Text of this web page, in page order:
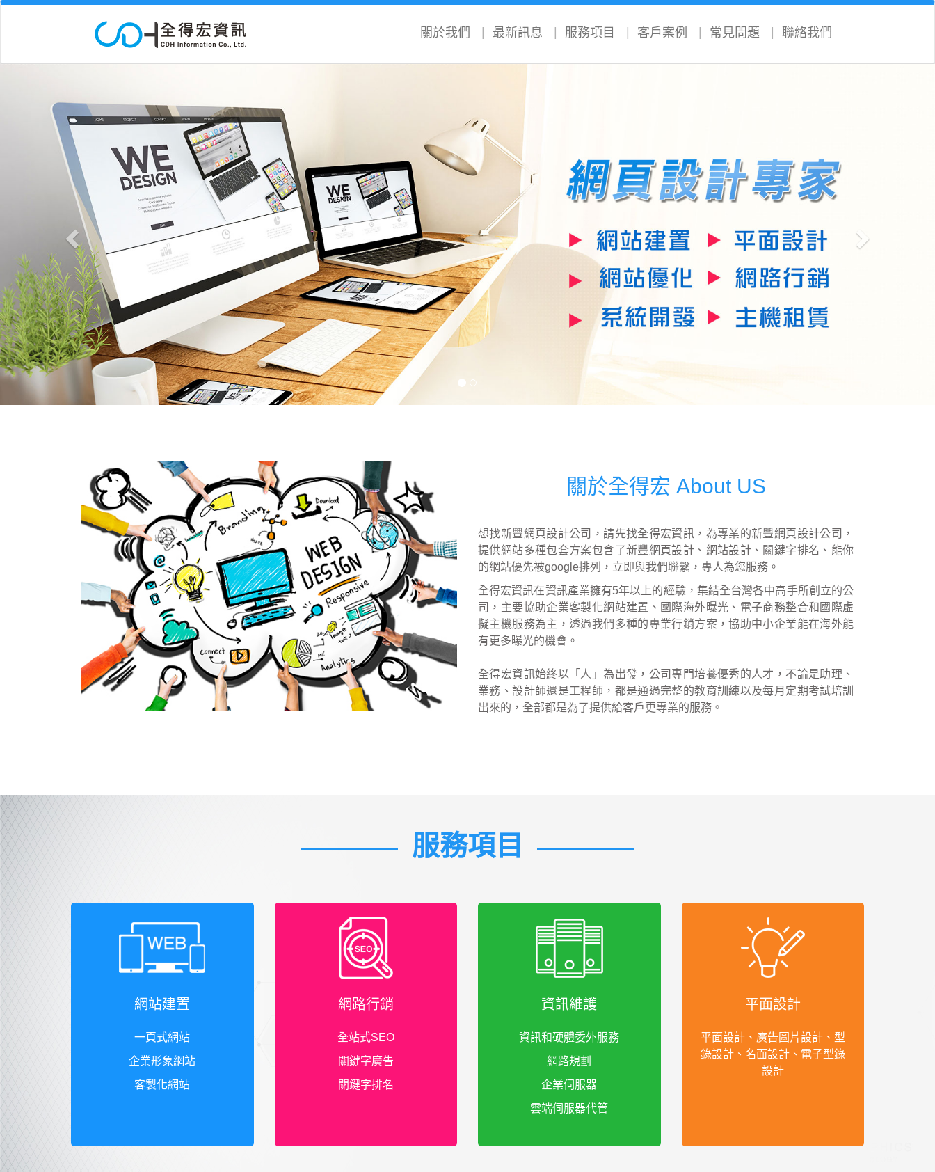
關於我們 最新訊息 服務項目 客戶案例 常見問題 聯絡我們
關於全得宏 About US
想找新豐網頁設計公司，請先找全得宏資訊，為專業的新豐網頁設計公司，
提供網站多種包套方案包含了新豐網頁設計、網站設計、關鍵字排名、能你
的網站優先被google排列，立即與我們聯繫，專人為您服務。
全得宏資訊在資訊產業擁有5年以上的經驗，集結全台灣各中高手所創立的公
司，主要協助企業客製化網站建置、國際海外曝光、電子商務整合和國際虛
擬主機服務為主，透過我們多種的專業行銷方案，協助中小企業能在海外能
有更多曝光的機會。
全得宏資訊始終以「人」為出發，公司專門培養優秀的人才，不論是助理、
業務、設計師還是工程師，都是通過完整的教育訓練以及每月定期考試培訓
出來的，全部都是為了提供給客戶更專業的服務。
服務項目
網站建置
一頁式網站
企業形象網站
客製化網站
網路行銷
全站式SEO
關鍵字廣告
關鍵字排名
資訊維護
資訊和硬體委外服務
網路規劃
企業伺服器
雲端伺服器代管
平面設計
平面設計、廣告圖片設計、型
錄設計、名面設計、電子型錄
設計